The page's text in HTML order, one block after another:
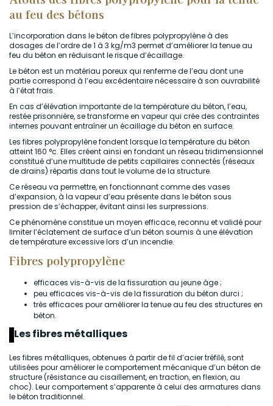
au feu des bétons
L’incorporation dans le béton de fibres polypropylène à des
dosages de l’ordre de 1 à 3 kg/m3 permet d’améliorer la tenue au
feu du béton en réduisant le risque d’écaillage.
Le béton est un matériau poreux qui renferme de l’eau dont une
partie correspond à l’eau excédentaire nécessaire à son ouvrabilité
à l’état frais.
En cas d’élévation importante de la température du béton, l’eau,
restée prisonnière, se transforme en vapeur qui crée des contraintes
internes pouvant entraîner un écaillage du béton en surface.
Les fibres polypropylène fondent lorsque la température du béton
atteint 160 °c. Elles créent ainsi en fondant un réseau tridimensionnel
constitué d’une multitude de petits capillaires connectés (réseaux
de drains) répartis dans tout le volume de la structure.
Ce réseau va permettre, en fonctionnant comme des vases
d’expansion, à la vapeur d’eau présente dans le béton sous
pression de s’échapper, évitant ainsi les surpressions.
Ce phénomène constitue un moyen efficace, reconnu et validé pour
limiter l’éclatement de surface d’un béton soumis à une élévation
de température excessive lors d’un incendie.
Fibres polypropylène
efficaces vis-à-vis de la fissuration au jeune âge ;
peu efficaces vis-à-vis de la fissuration du béton durci ;
très efficaces pour améliorer la tenue au feu des structures en
béton.
Les fibres métalliques
Les fibres métalliques, obtenues à partir de fil d’acier tréfilé, sont
utilisées pour améliorer le comportement mécanique d’un béton de
structure (résistance au cisaillement, en traction, en flexion, au
choc). Leur comportement s’apparente à celui des armatures dans
le béton traditionnel.